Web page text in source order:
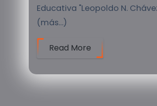
Educativa "Leopoldo N.
(más…)
Read More